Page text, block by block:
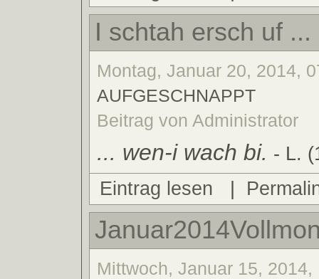
I schtah ersch uf ...
Montag, Januar 20, 2014,
AUFGESCHNAPPT
Beitrag von Administrator
... wen-i wach bi. - L.
Eintrag lesen
|
Mittwoch, Januar 15, 2014,